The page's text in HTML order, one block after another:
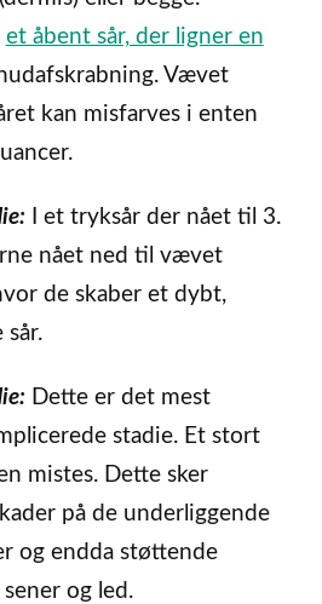
et åbent sår, der ligner en
Vævet
kan misfarves i enten
I et tryksår der nået til 3.
nået ned til vævet
de skaber et dybt,
sår.
Dette er det mest
stadie. Et stort
mistes. Dette sker
på de underliggende
og endda støttende
og led.